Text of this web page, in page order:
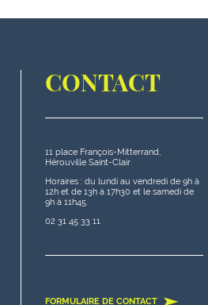
CONTACT
11 place François-Mitterrand,
Hérouville Saint-Clair
Horaires : du lundi au vendredi de 9h à
12h et de 13h à 17h30 et le samedi de
9h à 11h45.
02 31 45 33 11
FORMULAIRE DE CONTACT